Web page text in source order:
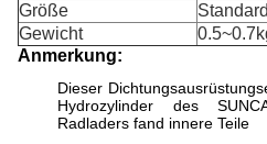
Größe
Gewicht
Anmerkung:
Dieser
Hydrozylinder des
Radladers fand innere Teile